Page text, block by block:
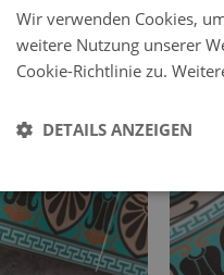
Wir verwenden Cookies,
weitere Nutzung unserer
Cookie-Richtlinie zu.
DETAILS ANZEIGEN